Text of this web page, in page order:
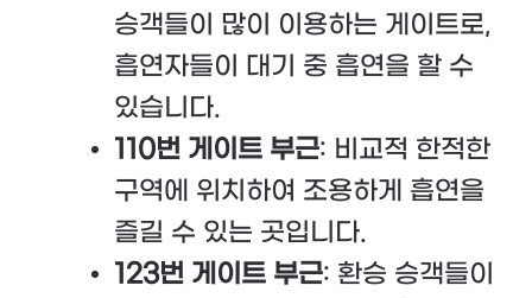
승객들이 많이 이용하는 게이트로,
흡연자들이 대기 중 흡연을 할 수
있습니다.
110번 게이트 부근: 비교적 한적한
구역에 위치하여 조용하게 흡연을
즐길 수 있는 곳입니다.
123번 게이트 부근: 환승 승객들이